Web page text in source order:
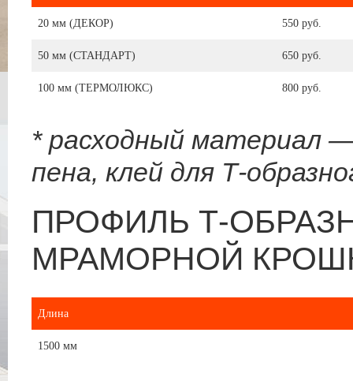
20 мм (ДЕКОР) 550 руб.
50 мм (СТАНДАРТ) 650 руб.
100 мм (ТЕРМОЛЮКС) 800 руб.
* расходный материал
пена, клей для Т-
ПРОФИЛЬ Т-
МРАМОРНОЙ
Длина
1500 мм